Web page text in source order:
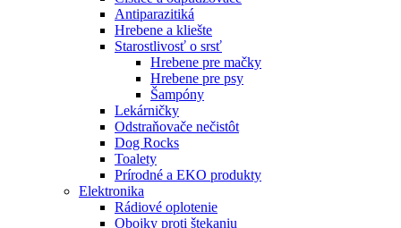
Antiparazitiká
Hrebene a kliešte
Starostlivosť o srsť
Hrebene pre mačky
Hrebene pre psy
Šampóny
Lekárničky
Odstraňovače nečistôt
Dog Rocks
Toalety
Prírodné a EKO produkty
Elektronika
Rádiové oplotenie
Obojky proti štekaniu